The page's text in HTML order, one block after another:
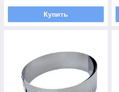
Купить